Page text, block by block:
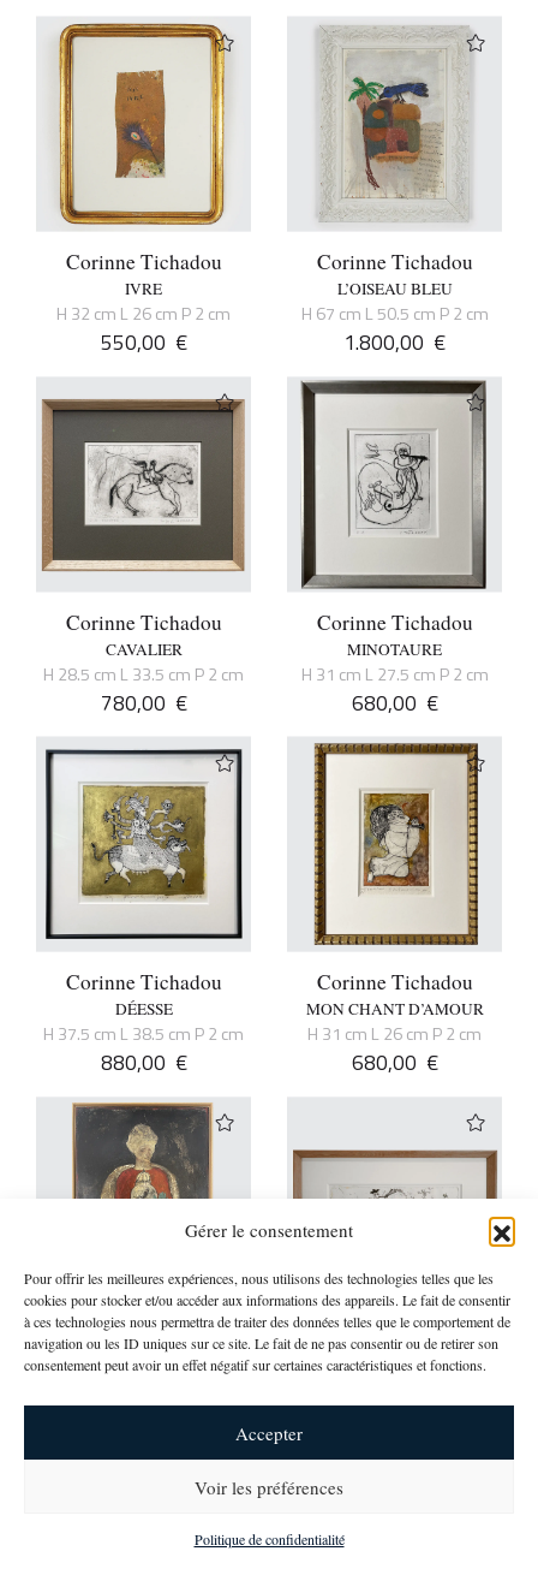
Gérer le consentement
Pour offrir les meilleures expériences, nous utilisons des technologies telles que les
cookies pour stocker et/ou accéder aux informations des appareils. Le fait de consentir
à ces technologies nous permettra de traiter des données telles que le comportement de
navigation ou les ID uniques sur ce site. Le fait de ne pas consentir ou de retirer son
consentement peut avoir un effet négatif sur certaines caractéristiques et fonctions.
Accepter
Voir les préférences
Politique de confidentialité
Corinne Tichadou
IVRE
H 32 cm L 26 cm P 2 cm
550,00 €
Corinne Tichadou
L’OISEAU BLEU
H 67 cm L 50.5 cm P 2 cm
1.800,00 €
Corinne Tichadou
CAVALIER
H 28.5 cm L 33.5 cm P 2 cm
780,00 €
Corinne Tichadou
MINOTAURE
H 31 cm L 27.5 cm P 2 cm
680,00 €
Corinne Tichadou
DÉESSE
H 37.5 cm L 38.5 cm P 2 cm
880,00 €
Corinne Tichadou
MON CHANT D’AMOUR
H 31 cm L 26 cm P 2 cm
680,00 €
Corinne Tichadou
LA FIGURE ROUGE
demande
Corinne Tichadou
LE JARDIN DES INNOCENTS